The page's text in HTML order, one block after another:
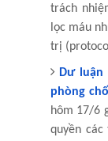
trách
lọc máu
trị
Dư
phòng
hôm 17/6
quyền